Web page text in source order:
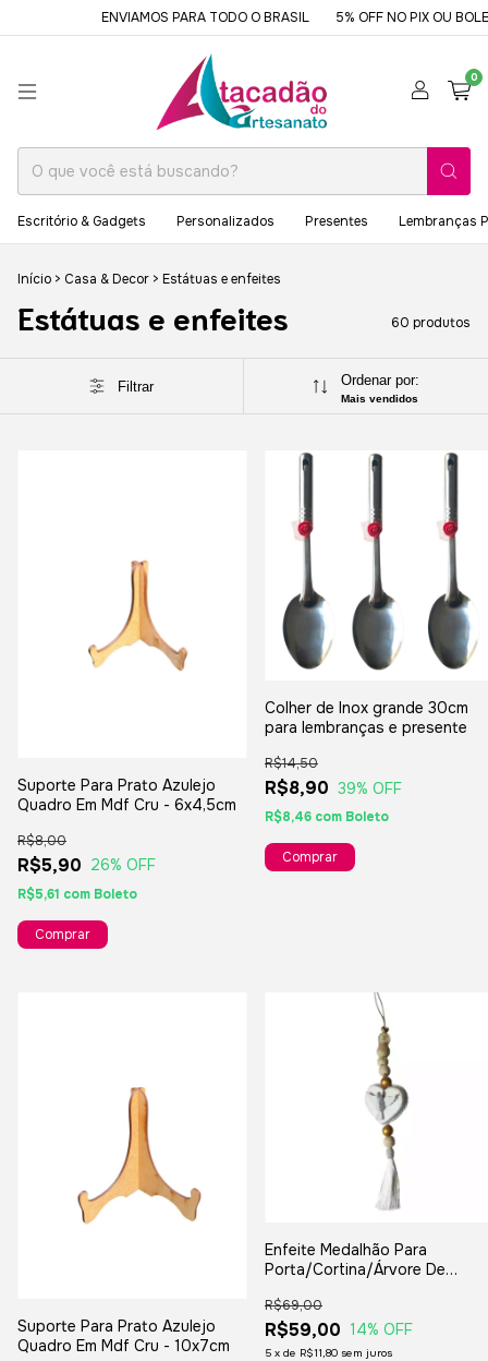
ENVIAMOS PARA TODO O BRASIL 5% OFF NO PIX OU BOLETO
0
Escritório & Gadgets Personalizados Presentes Lembranças
Início > Casa & Decor > Estátuas e enfeites
Estátuas e enfeites 60 produtos
Filtrar Ordenar por:
Mais vendidos
Suporte Para Prato Azulejo
Quadro Em Mdf Cru - 6x4,5cm
R$5,90
R$8,00
26% OFF
R$5,61 com Boleto
Colher de Inox grande 30cm
para lembranças e presente
R$8,90
R$14,50
39% OFF
R$8,46 com Boleto
Suporte Para Prato Azulejo
Quadro Em Mdf Cru - 10x7cm
Enfeite Medalhão Para
Porta/Cortina/Árvore De
R$59,00
R$69,00
14% OFF
5 x de R$11,80 sem juros